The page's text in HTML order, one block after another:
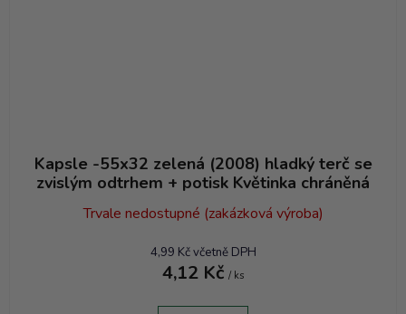
Kapsle -55x32 zelená (2008) hladký terč se
zvislým odtrhem + potisk Květinka chráněná
Trvale nedostupné (zakázková výroba)
4,99 Kč včetně DPH
4,12 Kč / ks